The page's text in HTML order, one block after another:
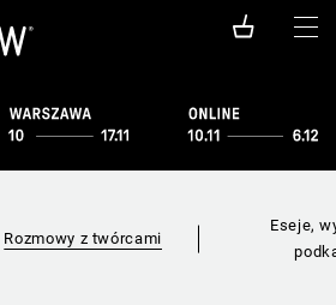
Rozmowy z twórcami
Eseje,